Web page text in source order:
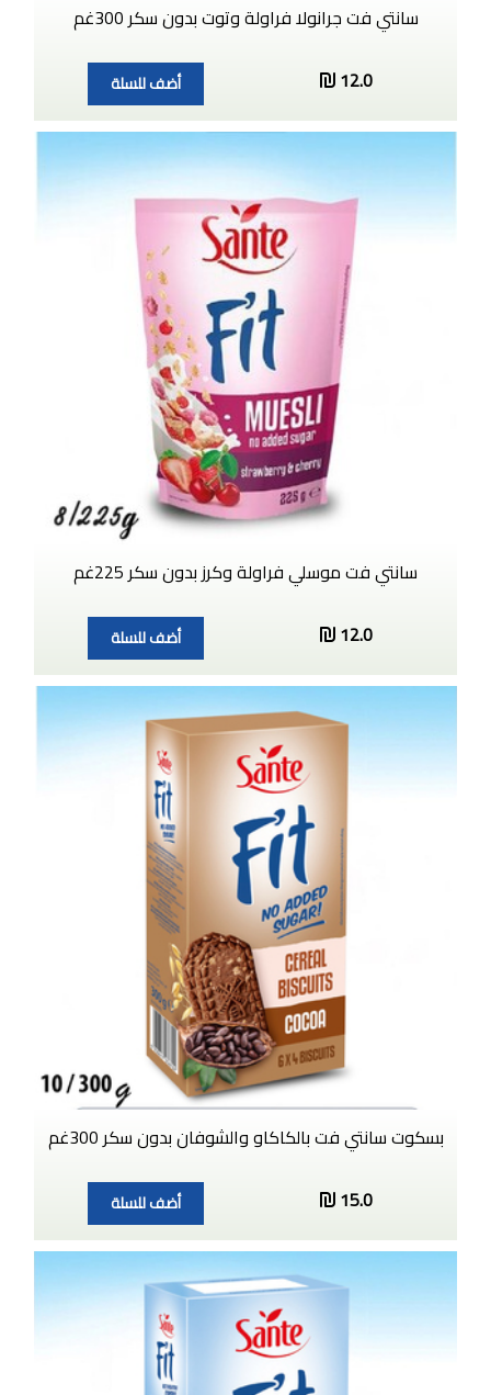
سانتي فت جرانولا فراولة وتوت بدون سكر 300غم
12.0
أضف للسلة
سانتي فت موسلي فراولة وكرز بدون سكر 225غم
12.0
أضف للسلة
بسكوت سانتي فت بالكاكاو والشوفان بدون سكر 300غم
15.0
أضف للسلة